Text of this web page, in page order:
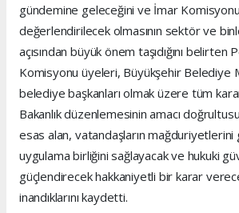
gündemine geleceğini ve İmar
değerlendirilecek olmasının sektör ve
açısından büyük önem taşıdığını
Komisyonu üyeleri, Büyükşehir Belediye
belediye başkanları olmak üzere tüm
Bakanlık düzenlemesinin amacı
esas alan, vatandaşların mağduriyetlerini
uygulama birliğini sağlayacak ve hukuki
güçlendirecek hakkaniyetli bir karar
inandıklarını kaydetti.